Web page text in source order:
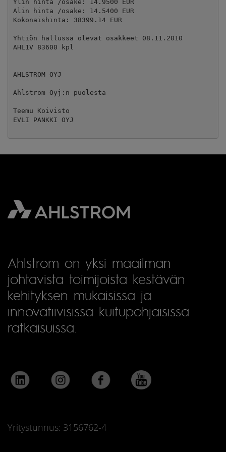
Ylin hinta /osake: 14.9500 EUR
Alin hinta /osake: 14.5400 EUR
Kokonaishinta: 38399.14 EUR
Yhtiön hallussa olevat osakkeet 08.11.2010
AHL1V 83600 kpl
AHLSTROM OYJ
Ahlstrom Oyj:n puolesta
Teemu Koivisto
EVLI PANKKI OYJ
Ahlstrom on yksi maailman
johtavista toimijoista kestävän
kehityksen mukaisissa ja
innovatiivisissa kuitupohjaisissa
ratkaisuissa.
Yritystunnus: 3156762-4